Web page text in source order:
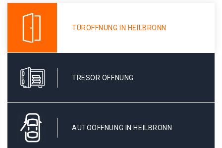
TÜRÖFFNUNG IN HEILBRONN
TRESOR ÖFFNUNG
AUTOÖFFNUNG IN HEILBRONN